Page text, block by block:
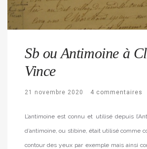
Sb ou Antimoine à
Vince
21 novembre 2020 4 commentaires
L’antimoine est connu et utilisé depuis
d’antimoine, ou stibine, était utilisé comme
contour des yeux par exemple mais ainsi